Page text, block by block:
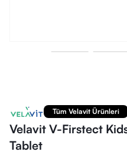
Tüm Velavit Ürünleri
Velavit V-Firstect
Tablet